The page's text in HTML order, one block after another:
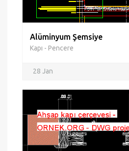
Alüminyum Şemsiye
Kapı - Pencere
28 Jan